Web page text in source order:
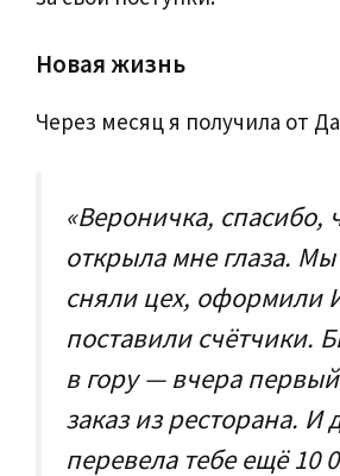
Новая жизнь
Через месяц я получила от
«Вероничка, спасибо,
открыла мне глаза.
сняли цех, оформили
поставили счётчики.
в гору — вчера
заказ из ресторана. И
перевела тебе ещё 10